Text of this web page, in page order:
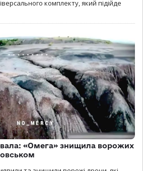
комплекту, який підійде
«Омега» знищила ворожих